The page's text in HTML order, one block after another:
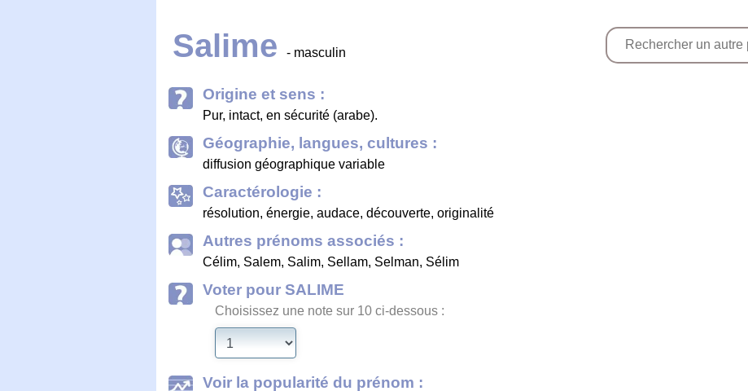
Salime - masculin
Origine et sens :
Pur, intact, en sécurité (arabe).
Géographie, langues, cultures :
diffusion géographique variable
Caractérologie :
résolution, énergie, audace, découverte, originalité
Autres prénoms associés :
Célim, Salem, Salim, Sellam, Selman, Sélim
Voter pour SALIME
Choisissez une note sur 10 ci-dessous :
Voir la popularité du prénom :